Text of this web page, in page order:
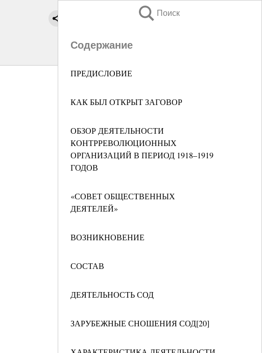
Поиск
Содержание
ПРЕДИСЛОВИЕ
КАК БЫЛ ОТКРЫТ ЗАГОВОР
ОБЗОР ДЕЯТЕЛЬНОСТИ
КОНТРРЕВОЛЮЦИОННЫХ
ОРГАНИЗАЦИЙ В ПЕРИОД 1918–1919
ГОДОВ
«СОВЕТ ОБЩЕСТВЕННЫХ
ДЕЯТЕЛЕЙ»
ВОЗНИКНОВЕНИЕ
СОСТАВ
ДЕЯТЕЛЬНОСТЬ СОД
ЗАРУБЕЖНЫЕ СНОШЕНИЯ СОД[20]